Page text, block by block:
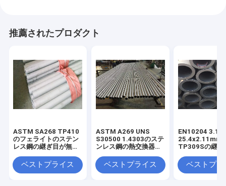
推薦されたプロダクト
ASTM SA268 TP410
のフェライトのステン
レス鋼の継ぎ目が無い
ベストプライス
ASTM A269 UNS
S30500 1.4303のステ
ンレス鋼の熱交換器の
ベストプライス
EN10204 3.1
25.4x2.11mm
TP309Sの継ぎ
ベストプラ